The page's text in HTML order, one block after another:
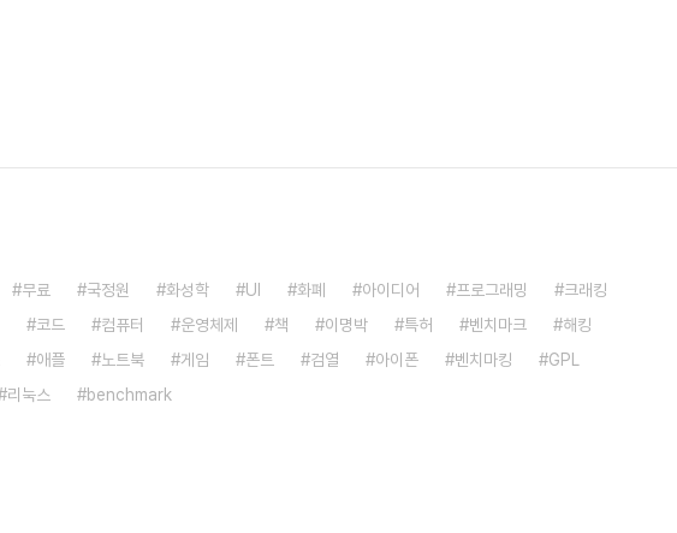
무료 국정원 화성학 UI 화폐 아이디어 프로그래밍
크래킹
코드 컴퓨터 운영체제 책 이명박 특허 벤치마크
해킹
애플 노트북 게임 폰트 검열 아이폰 벤치마킹
GPL
리눅스 benchmark